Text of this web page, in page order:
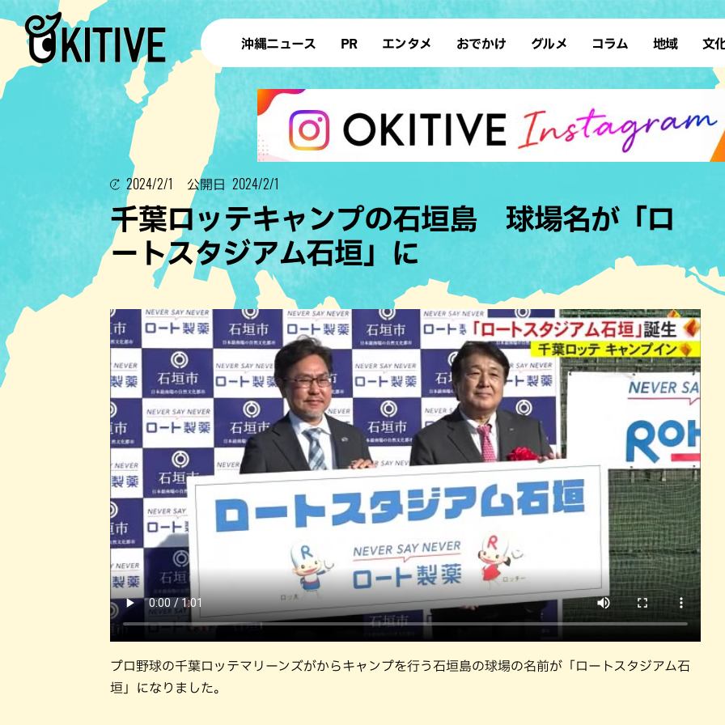
沖縄ニュース PR エンタメ
イベント スポーツ
タレント・芸人 テレビ
おでかけ
アート サウナ
ショッピング ソロ活
ドライブ
体験 公園
沖縄の海
自然
グルメ
アジア・エスニック イタリアン
カフェ カレー
すし・魚料
タコス・タコライス テイクアウ
ブッフェ・バイキング フレンチ
和食・日本料理 居酒屋・バ
沖縄そば 沖縄料理
洋食・西洋料理 焼鳥・串料
コラム 地域
先島諸島
南部離島
文
復
2024/2/1 公開日 2024/2/1
千葉ロッテキャンプの石垣島 球場名が「ロ
ートスタジアム石垣」に
プロ野球の千葉ロッテマリーンズがからキャンプを行う石垣島の球場の名前が「ロートスタジアム石
垣」になりました。